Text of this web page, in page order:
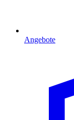
Angebote